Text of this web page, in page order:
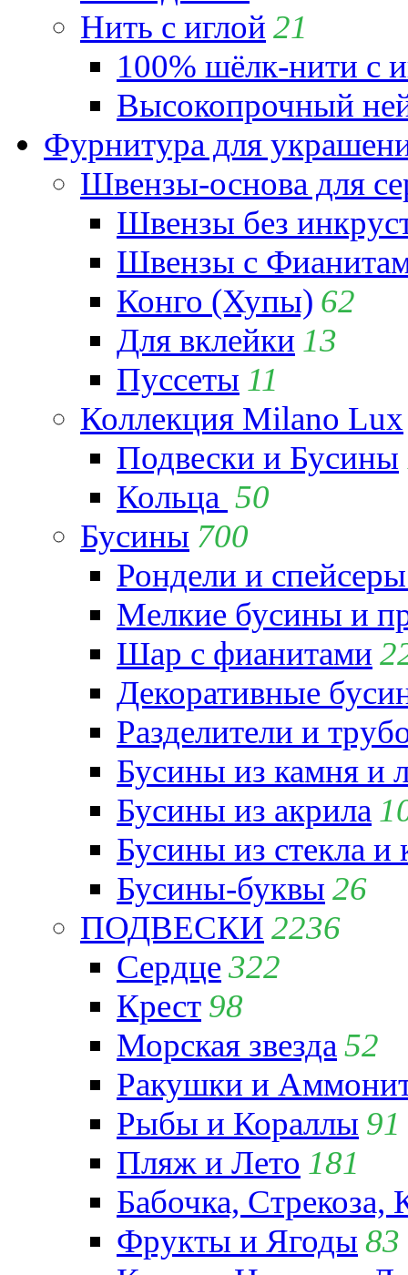
Нить с иглой 21
100% шёлк-нити с
Высокопрочный
Фурнитура для
Швензы-основа для
Швензы без
Швензы с
Конго (Хупы) 62
Для вклейки 13
Пуссеты 11
Коллекция Milano Lux
Подвески и Бусины
Кольца 50
Бусины 700
Рондели и
Мелкие бусины и
Шар с фианитами
Декоративные
Разделители и
Бусины из камня и
Бусины из акрила
Бусины из стекла и
Бусины-буквы 26
ПОДВЕСКИ 2236
Сердце322
Крест 98
Морская звезда52
Ракушки и
Рыбы и Кораллы 91
Пляж и Лето 181
Бабочка,
Фрукты и Ягоды 83